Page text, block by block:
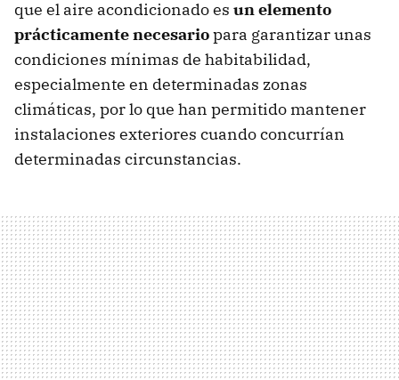
que el aire acondicionado es un elemento
prácticamente necesariopara garantizar unas
condiciones mínimas de habitabilidad,
especialmente en determinadas zonas
climáticas, por lo que han permitido mantener
instalaciones exteriores cuando concurrían
determinadas circunstancias.